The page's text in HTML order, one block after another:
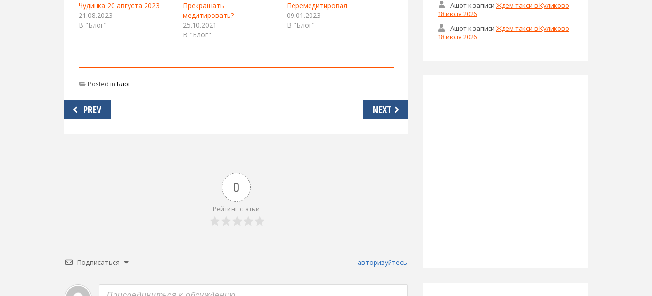
Чудинка 20 августа 2023
21.08.2023
В "Блог"
Прекращать
медитировать?
25.10.2021
В "Блог"
Перемедитировал
09.01.2023
В "Блог"
Posted in Блог
Навигация
по
PREV NEXT
0
Рейтинг статьи
Подписаться авторизуйтесь
Ашотк записи Ждем такси в Куликово
18 июля 2026
Ашотк записи Ждем такси в Куликово
18 июля 2026